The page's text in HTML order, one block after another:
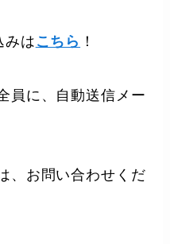
みは こちら ！
員に、自動送信メー
、お問い合わせくだ